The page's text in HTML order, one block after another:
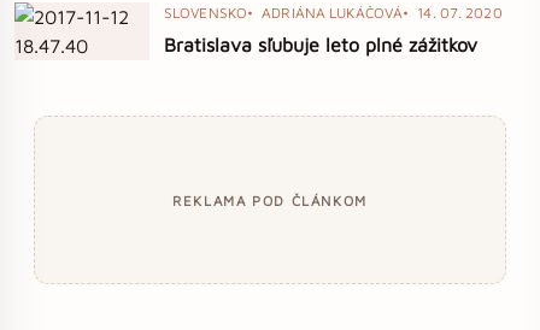
SLOVENSKO ADRIÁNA LUKÁČOVÁ 14. 07. 2020
Bratislava sľubuje leto plné zážitkov
REKLAMA POD ČLÁNKOM